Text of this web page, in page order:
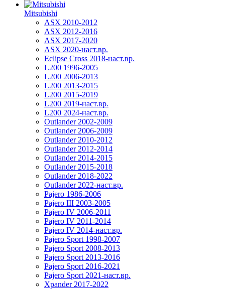
Mitsubishi
ASX 2010-2012
ASX 2012-2016
ASX 2017-2020
ASX 2020-наст.вр.
Eclipse Cross 2018-наст.вр.
L200 1996-2005
L200 2006-2013
L200 2013-2015
L200 2015-2019
L200 2019-наст.вр.
L200 2024-наст.вр.
Outlander 2002-2009
Outlander 2006-2009
Outlander 2010-2012
Outlander 2012-2014
Outlander 2014-2015
Outlander 2015-2018
Outlander 2018-2022
Outlander 2022-наст.вр.
Pajero 1986-2006
Pajero III 2003-2005
Pajero IV 2006-2011
Pajero IV 2011-2014
Pajero IV 2014-наст.вр.
Pajero Sport 1998-2007
Pajero Sport 2008-2013
Pajero Sport 2013-2016
Pajero Sport 2016-2021
Pajero Sport 2021-наст.вр.
Xpander 2017-2022